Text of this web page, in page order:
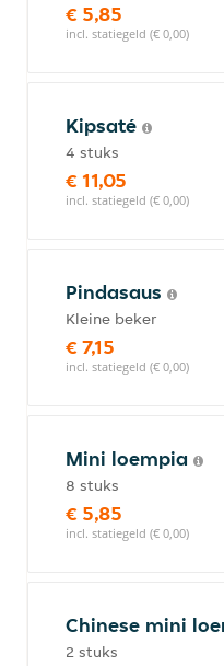
€ 5,85
incl. statiegeld (€ 0,00)
Kipsaté
4 stuks
€ 11,05
incl. statiegeld (€ 0,00)
Pindasaus
Kleine beker
€ 7,15
incl. statiegeld (€ 0,00)
Mini loempia
8 stuks
€ 5,85
incl. statiegeld (€ 0,00)
Chinese mini
2 stuks